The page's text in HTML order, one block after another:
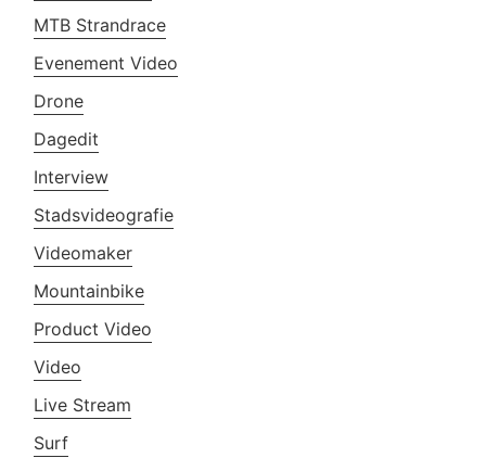
MTB Strandrace
Evenement Video
Drone
Dagedit
Interview
Stadsvideografie
Videomaker
Mountainbike
Product Video
Video
Live Stream
Surf